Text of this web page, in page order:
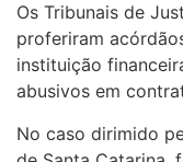
Os Tribunais de
proferiram
instituição
abusivos em
No caso dirimido